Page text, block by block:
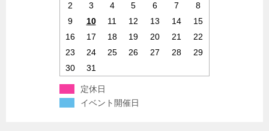
2
3 4 5 6 7
8
9
10 11 12 13 14
15
16
17 18 19 20 21
22
23
24 25 26 27 28
29
30
31
定休日
イベント開催日